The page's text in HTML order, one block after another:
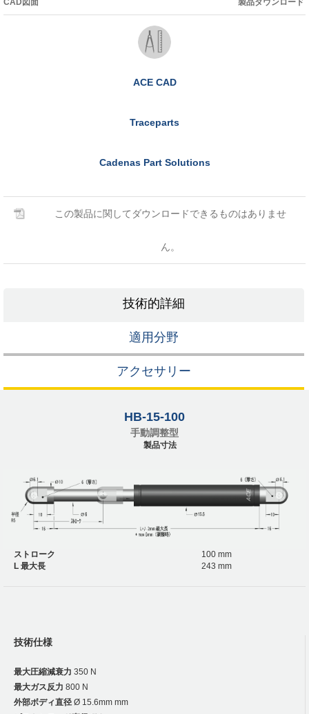
ACE CAD
Traceparts
Cadenas Part Solutions
この製品に関してダウンロードできるものはありませ
ん。
技術的詳細
適用分野
アクセサリー
HB-15-100
手動調整型
製品寸法
ストローク
100 mm
L 最大長
243 mm
技術仕様
最大圧縮減衰力 350 N
最大ガス反力 800 N
外部ボディ直径 Ø 15.6mm mm